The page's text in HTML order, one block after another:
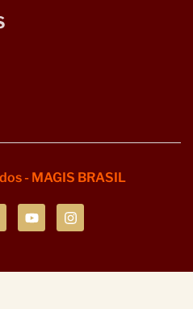
- MAGIS BRASIL